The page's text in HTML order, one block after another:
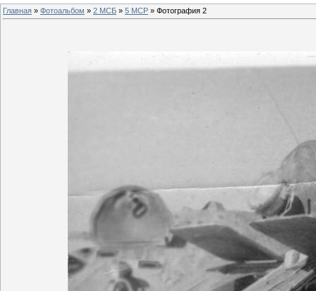
Главная » Фотоальбом » 2 МСБ » 5 МСР » Фотография 2